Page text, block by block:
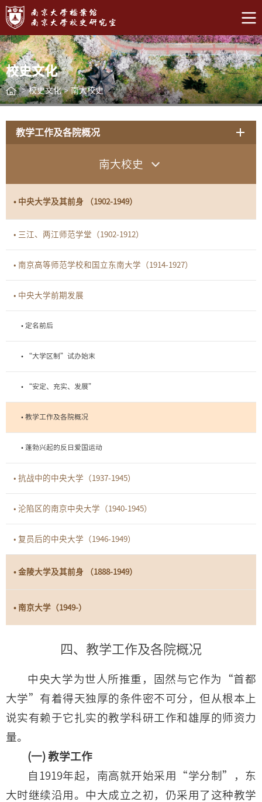
校史文化
> 校史文化 > 南大校史
教学工作及各院概况
南大校史
• 中央大学及其前身 （1902-1949）
• 三江、两江师范学堂（1902-1912）
• 南京高等师范学校和国立东南大学（1914-1927）
• 中央大学前期发展
• 定名前后
• “大学区制”试办始末
• “安定、充实、发展”
• 教学工作及各院概况
• 蓬勃兴起的反日爱国运动
• 抗战中的中央大学（1937-1945）
• 沦陷区的南京中央大学（1940-1945）
• 复员后的中央大学（1946-1949）
• 金陵大学及其前身 （1888-1949）
• 南京大学（1949-）
四、教学工作及各院概况
中央大学为世人所推重，固然与它作为“首都
大学”有着得天独厚的条件密不可分，但从根本上
说实有赖于它扎实的教学科研工作和雄厚的师资力
量。
(一) 教学工作
自1919年起，南高就开始采用“学分制”，东
大时继续沿用。中大成立之初，仍采用了这种教学